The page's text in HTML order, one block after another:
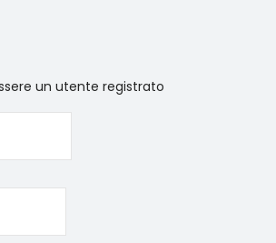
un utente registrato